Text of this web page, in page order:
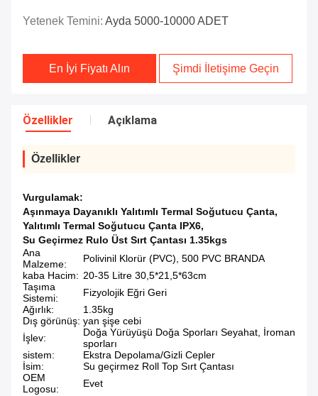
Yetenek Temini: Ayda 5000-10000 ADET
En İyi Fiyatı Alın Şimdi İletişime Geçin
Özellikler Açıklama
Özellikler
Vurgulamak:
Aşınmaya Dayanıklı Yalıtımlı Termal Soğutucu Çanta,
Yalıtımlı Termal Soğutucu Çanta IPX6,
Su Geçirmez Rulo Üst Sırt Çantası 1.35kgs
Ana
Malzeme:
Polivinil Klorür (PVC), 500 PVC BRANDA
kaba Hacim: 20-35 Litre 30,5*21,5*63cm
Taşıma
Sistemi:
Fizyolojik Eğri Geri
Ağırlık:
1.35kg
Dış görünüş: yan şişe cebi
İşlev:
Doğa Yürüyüşü Doğa Sporları Seyahat, İroman
sporları
sistem:
Ekstra Depolama/Gizli Cepler
İsim:
Su geçirmez Roll Top Sırt Çantası
OEM
Logosu:
Evet